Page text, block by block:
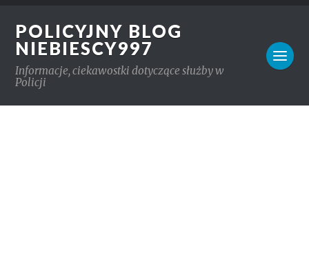
POLICYJNY BLOG
NIEBIESCY997
Informacje, ciekawostki dotyczące służby w
Policji